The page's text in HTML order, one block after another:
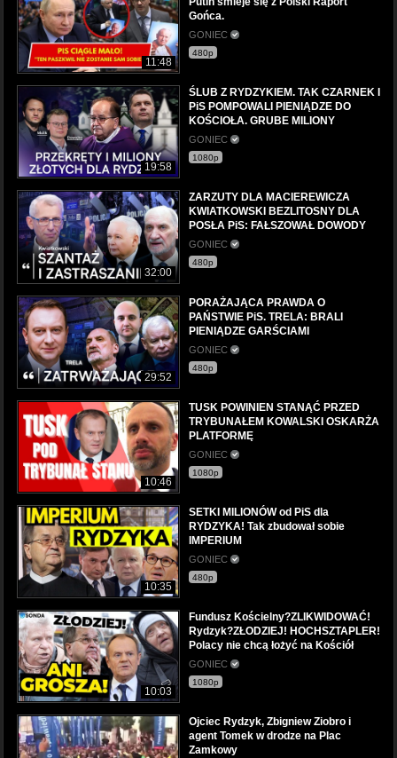
11:48
Gońca.
GONIEC
480p
19:58
ŚLUB Z RYDZYKIEM. TAK CZARNEK I
PiS POMPOWALI PIENIĄDZE DO
KOŚCIOŁA. GRUBE MILIONY
GONIEC
1080p
32:00
ZARZUTY DLA MACIEREWICZA
KWIATKOWSKI BEZLITOSNY DLA
POSŁA PiS: FAŁSZOWAŁ DOWODY
GONIEC
480p
29:52
PORAŻAJĄCA PRAWDA O
PAŃSTWIE PiS. TRELA: BRALI
PIENIĄDZE GARŚCIAMI
GONIEC
480p
10:46
TUSK POWINIEN STANĄĆ PRZED
TRYBUNAŁEM KOWALSKI OSKARŻA
PLATFORMĘ
GONIEC
1080p
10:35
SETKI MILIONÓW od PiS dla
RYDZYKA! Tak zbudował sobie
IMPERIUM
GONIEC
480p
10:03
Fundusz Kościelny?ZLIKWIDOWAĆ!
Rydzyk?ZŁODZIEJ! HOCHSZTAPLER!
Polacy nie chcą łożyć na Kościół
GONIEC
1080p
Ojciec Rydzyk, Zbigniew Ziobro i
agent Tomek w drodze na Plac
Zamkowy